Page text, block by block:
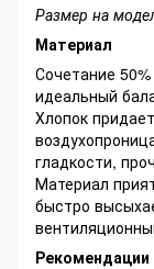
Размер на
Материал
Сочетание
идеальный
Хлопок
гладкости,
Материал
быстро
Рекомендации